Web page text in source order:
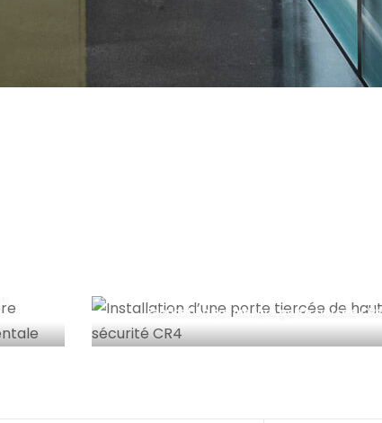
Fabrication sur mesure porte tiercée CR4